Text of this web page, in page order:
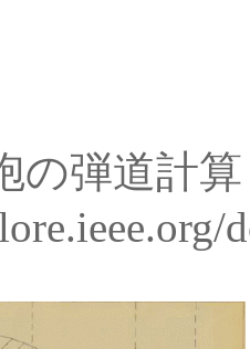
砲の弾道